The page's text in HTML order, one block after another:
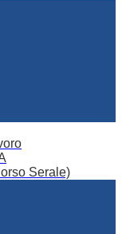
Serale)